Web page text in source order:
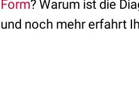
Form? Warum ist die
und noch mehr erfahrt